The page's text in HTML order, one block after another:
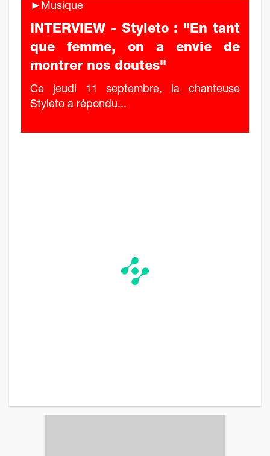
►Musique
INTERVIEW - Styleto : "En tant
que femme, on a envie de
montrer nos doutes"
Ce jeudi 11 septembre, la chanteuse
Styleto a répondu...